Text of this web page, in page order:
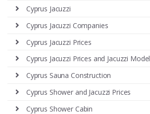
Cyprus Jacuzzi
Cyprus Jacuzzi Companies
Cyprus Jacuzzi Prices
Cyprus Jacuzzi Prices and Jacuzzi
Cyprus Sauna Construction
Cyprus Shower and Jacuzzi Prices
Cyprus Shower Cabin